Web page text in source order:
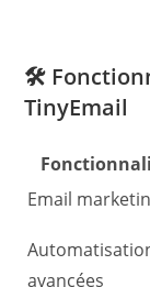
🛠️
TinyEmail
Email
avancées